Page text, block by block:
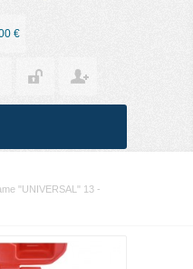
€
"UNIVERSAL" 13 -